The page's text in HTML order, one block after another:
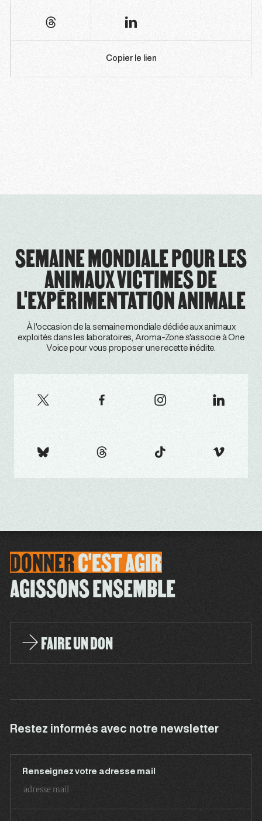
Copier le lien
SEMAINE MONDIALE POUR LES
ANIMAUX VICTIMES DE
L'EXPÉRIMENTATION ANIMALE
À l'occasion de la semaine mondiale dédiée aux animaux
exploités dans les laboratoires, Aroma-Zone s'associe à One
Voice pour vous proposer une recette inédite.
DONNERC'ESTAGIR
AGISSONS ENSEMBLE
FAIRE UN DON
Restez informés avec notre newsletter
Renseignez votre adresse mail